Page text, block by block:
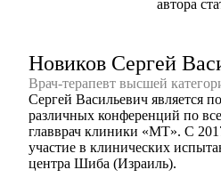
Новиков Сергей
Врач-терапевт высшей
Сергей Васильевич является
различных конференций по
главврач клиники «МТ». С
участие в клинических
центра Шиба (Израиль).